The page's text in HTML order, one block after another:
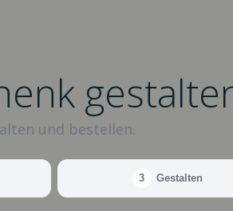
und bestellen.
3 Gestalten